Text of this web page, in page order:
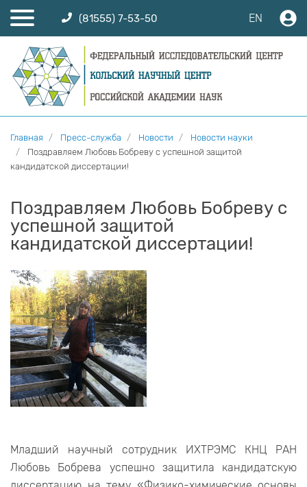
(81555) 7-53-50 EN
Главная Пресс-служба Новости
Новости науки
Поздравляем Любовь Бобреву с успешной защитой
кандидатской диссертации!
Поздравляем Любовь Бобреву с
успешной защитой
кандидатской диссертации!
Младший научный сотрудник ИХТРЭМС КНЦ РАН
Любовь Бобрева успешно защитила кандидатскую